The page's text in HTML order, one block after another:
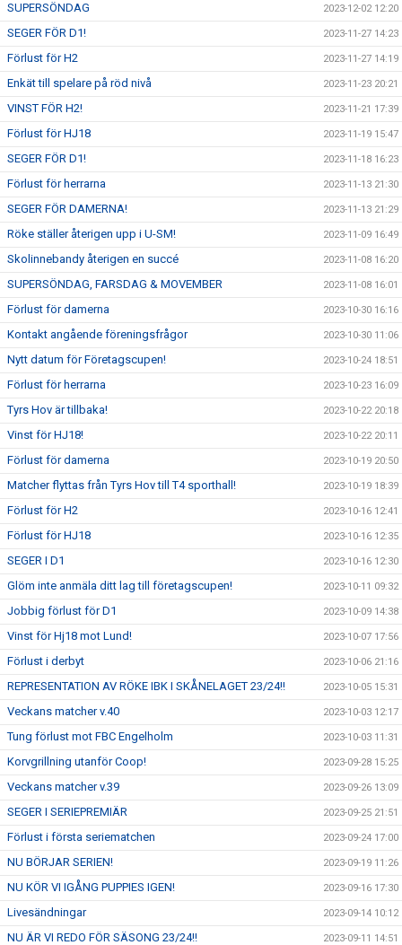
SUPERSÖNDAG 2023-12-02 12:20
SEGER FÖR D1! 2023-11-27 14:23
Förlust för H2 2023-11-27 14:19
Enkät till spelare på röd nivå 2023-11-23 20:21
VINST FÖR H2! 2023-11-21 17:39
Förlust för HJ18 2023-11-19 15:47
SEGER FÖR D1! 2023-11-18 16:23
Förlust för herrarna 2023-11-13 21:30
SEGER FÖR DAMERNA! 2023-11-13 21:29
Röke ställer återigen upp i U-SM! 2023-11-09 16:49
Skolinnebandy återigen en succé 2023-11-08 16:20
SUPERSÖNDAG, FARSDAG & MOVEMBER 2023-11-08 16:01
Förlust för damerna 2023-10-30 16:16
Kontakt angående föreningsfrågor 2023-10-30 11:06
Nytt datum för Företagscupen! 2023-10-24 18:51
Förlust för herrarna 2023-10-23 16:09
Tyrs Hov är tillbaka! 2023-10-22 20:18
Vinst för HJ18! 2023-10-22 20:11
Förlust för damerna 2023-10-19 20:50
Matcher flyttas från Tyrs Hov till T4 sporthall! 2023-10-19 18:39
Förlust för H2 2023-10-16 12:41
Förlust för HJ18 2023-10-16 12:35
SEGER I D1 2023-10-16 12:30
Glöm inte anmäla ditt lag till företagscupen! 2023-10-11 09:32
Jobbig förlust för D1 2023-10-09 14:38
Vinst för Hj18 mot Lund! 2023-10-07 17:56
Förlust i derbyt 2023-10-06 21:16
REPRESENTATION AV RÖKE IBK I SKÅNELAGET 23/24!! 2023-10-05 15:31
Veckans matcher v.40 2023-10-03 12:17
Tung förlust mot FBC Engelholm 2023-10-03 11:31
Korvgrillning utanför Coop! 2023-09-28 15:25
Veckans matcher v.39 2023-09-26 13:09
SEGER I SERIEPREMIÄR 2023-09-25 21:51
Förlust i första seriematchen 2023-09-24 17:00
NU BÖRJAR SERIEN! 2023-09-19 11:26
NU KÖR VI IGÅNG PUPPIES IGEN! 2023-09-16 17:30
Livesändningar 2023-09-14 10:12
NU ÄR VI REDO FÖR SÄSONG 23/24!! 2023-09-11 14:51